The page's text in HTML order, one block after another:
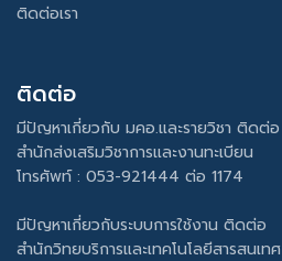
ติดต่อเรา
ติดต่อ
มีปัญหาเกี่ยวกับ มคอ.และรายวิชา ติดต่อ
สำนักส่งเสริมวิชาการและงานทะเบียน
โทรศัพท์ : 053-921444 ต่อ 1174
มีปัญหาเกี่ยวกับระบบการใช้งาน ติดต่อ
สำนักวิทยบริการและเทคโนโลยีสารสนเทศ